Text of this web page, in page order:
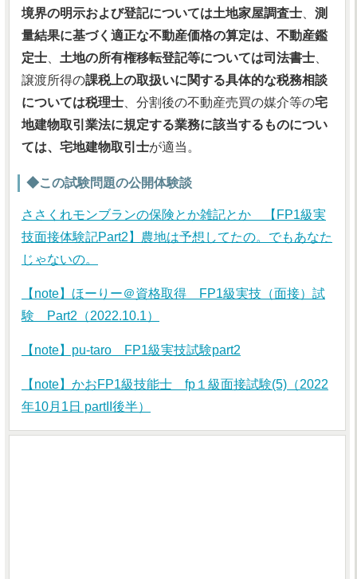
境界の明示および登記については土地家屋調査士
測
量結果に基づく適正な不動産価格の算定は、不動産鑑
定士
土地の所有権移転登記等については司法書士
譲渡所得の課税上の取扱いに関する具体的な税務相談
については税理士 、分割後の不動産売買の媒介等の宅
地建物取引業法に規定する業務に該当するものについ
ては、宅地建物取引士が適当。
◆この試験問題の公開体験談
ささくれモンブランの保険とか雑記とか 【FP1級実
技面接体験記Part2】農地は予想してたの。でもあなた
じゃないの。
【note】ほーりー＠資格取得 FP1級実技（面接）試
験 Part2（2022.10.1）
【note】pu-taro FP1級実技試験part2
【note】かおFP1級技能士 fp１級面接試験(5)（2022
年10月1日 partII後半）